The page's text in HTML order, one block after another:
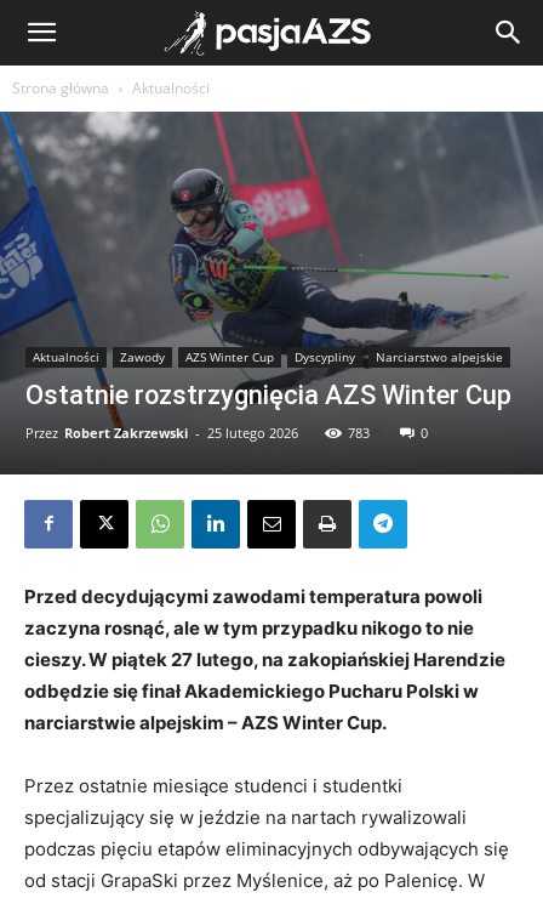
Strona główna Aktualności
Aktualności Zawody AZS Winter Cup Dyscypliny Narciarstwo alpejskie
Ostatnie rozstrzygnięcia AZS Winter Cup
Przez Robert Zakrzewski - 25 lutego 2026 783 0
Przed decydującymi zawodami temperatura powoli
zaczyna rosnąć, ale w tym przypadku nikogo to nie
cieszy. W piątek 27 lutego, na zakopiańskiej Harendzie
odbędzie się finał Akademickiego Pucharu Polski w
narciarstwie alpejskim – AZS Winter Cup.
Przez ostatnie miesiące studenci i studentki
specjalizujący się w jeździe na nartach rywalizowali
podczas pięciu etapów eliminacyjnych odbywających się
od stacji GrapaSki przez Myślenice, aż po Palenicę. W